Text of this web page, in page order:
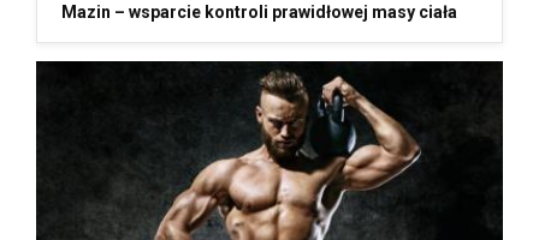
Mazin – wsparcie kontroli prawidłowej masy ciała